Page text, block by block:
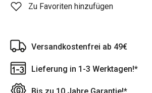
Zu Favoriten hinzufügen
Versandkostenfrei ab 49€
Lieferung in 1-3 Werktagen!*